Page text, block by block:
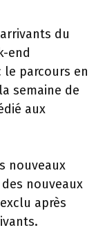
du
end
parcours en
semaine de
aux
nouveaux
nouveaux
après